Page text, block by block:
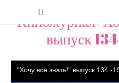
Киножурнал
выпуск